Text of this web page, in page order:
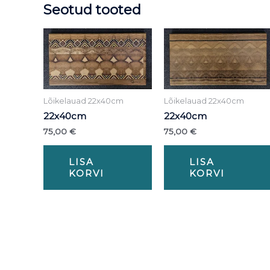
Seotud tooted
Lõikelauad 22x40cm
22x40cm
75,00 €
LISA
KORVI
Lõikelauad 22x40cm
22x40cm
75,00 €
LISA
KORVI